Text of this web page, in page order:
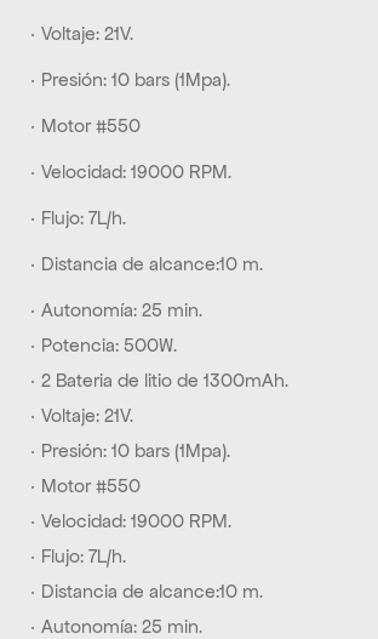
· Voltaje: 21V.
· Presión: 10 bars (1Mpa).
· Motor #550
· Velocidad: 19000 RPM.
· Flujo: 7L/h.
· Distancia de alcance:10 m.
· Autonomía: 25 min.
· Potencia: 500W.
· 2 Bateria de litio de 1300mAh.
· Voltaje: 21V.
· Presión: 10 bars (1Mpa).
· Motor #550
· Velocidad: 19000 RPM.
· Flujo: 7L/h.
· Distancia de alcance:10 m.
· Autonomía: 25 min.